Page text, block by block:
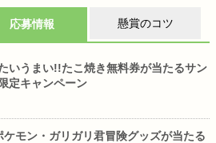
応募情報 懸賞のコツ
いうまい!!たこ焼き無料券が当たるサン
定キャンペーン
ケモン・ガリガリ君冒険グッズが当たる